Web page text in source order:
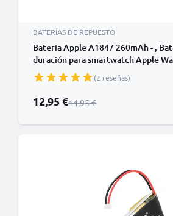
BATERÍAS DE REPUESTO
Bateria Apple A1847 260mAh - ,
duración para smartwatch Apple
Watch 3 GPS (38mm)(2 reseñas)
Precio especial
12,95 €Precio normal
14,95 €